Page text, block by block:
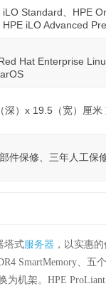
Standard、HPE
iLO Advanced
Hat Enterprise
）x 19.5（宽）厘
件保修、三年人工保
塔式服务器 ，以实惠
SmartMemory、五
机架。HPE ProLiant